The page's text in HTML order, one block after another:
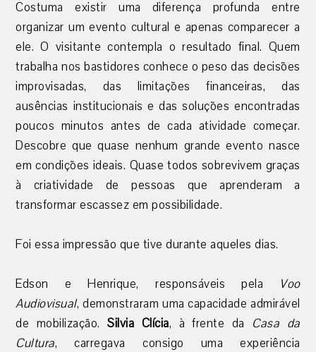
Costuma existir uma diferença profunda entre
organizar um evento cultural e apenas comparecer a
ele. O visitante contempla o resultado final. Quem
trabalha nos bastidores conhece o peso das decisões
improvisadas, das limitações financeiras, das
ausências institucionais e das soluções encontradas
poucos minutos antes de cada atividade começar.
Descobre que quase nenhum grande evento nasce
em condições ideais. Quase todos sobrevivem graças
à criatividade de pessoas que aprenderam a
transformar escassez em possibilidade.
Foi essa impressão que tive durante aqueles dias.
Edson e Henrique, responsáveis pela
Voo
Audiovisual, demonstraram uma capacidade admirável
de mobilização.Silvia Clícia, à frente da Casa da
Cultura, carregava consigo uma experiência